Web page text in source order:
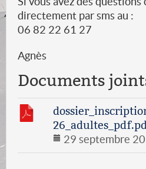
directement par sms au :
06 82 22 61 27
Agnès
Documents
29 septembre